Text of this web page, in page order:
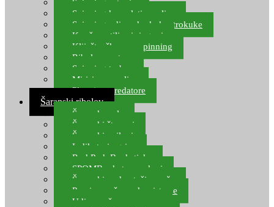
Spinning setovi
Spinning kompleti varalica
Spinning udice, dvokuke, trokuke
Kopče, vrtilice i ringovi
Kliješta, škare za spinning
Ribolov pastrve
Spinning torbe
Mirisi za varalice
Plovci za predatore
Šaranski ribolov
Šaranske role
Šaranski štapovi
Šaranski najloni
Indikatori ugriza
Rod Pod, Banksticks
SPOMB rakete, markeri
Šaranski podmetači, mreže
Pernice za šaranske sisteme
Udice za šarana, amura